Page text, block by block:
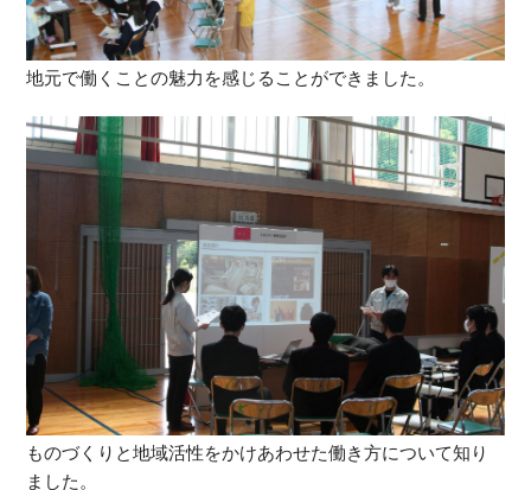
地元で働くことの魅力を感じることができました。
ものづくりと地域活性をかけあわせた働き方について知り
ました。